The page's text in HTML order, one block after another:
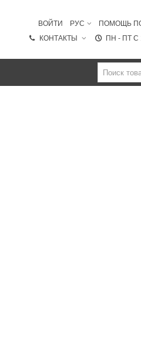
ПОМОЩЬ
РУС
ВОЙТИ
ПН - ПТ C
КОНТАКТЫ